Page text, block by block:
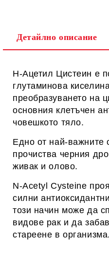
Детайлно описание
Н-Ацетил Цистеин е
глутаминова
преобразуването на
основния клетъчен
човешкото тяло.
Едно от най-важните
прочиства черния
живак и олово.
N-Acetyl Cysteine
силни
този начин може да
видове рак и да
стареене в организма.